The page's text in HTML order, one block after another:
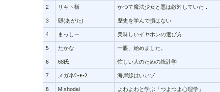
2 リキト様 かつて魔法少女と悪は敵対していた．
3 縣(あがた) 歴史を学んで損はない
4 まっしー 美味しいイヤホンの選び方
5 たかな 一眼、始めました。
6 68氏 忙しい人のための統計学
7 メガネʕ•ᴥ•ʔ 海岸線はいいゾ
8 M.shodai よわよわと学ぶ「つよつよ心理学」